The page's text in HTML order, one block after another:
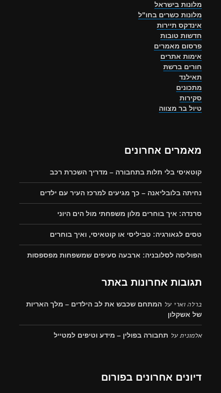
מלונות בישראל
מלונות כשרים בחו"ל
אינדקס תיירות
חדשות טובות
פרסום מאמרים
אימות אתרים
חורים ברשת
תאילנד
מתכונים
סקירות
טיול בר מצווה
מאמרים אחרונים
קוטאיסי בלי תלות בתחבורה – מדריך השכרת רכב
נחיתה בלובליאנה – כך מגיעים למרכז העיר עם ילדים
סרנדה: איך בוחרים מלון משפחתי מול הים היוני
טסים לגאורגיה: טביליסי או קוטאיסי, ואיך בוחרים
הפוליסה לסלובניה: ארבעה סעיפים שמשפחות מפספסות
תגובות אחרונות באתר
ברלה וארי על המתחם שכבש את לב הילדים – מלך האריות
של אשקלון
אלמוניתעל תחבורה בפולין – מידע וטיפים למטייל
דיונים אחרונים בפורום